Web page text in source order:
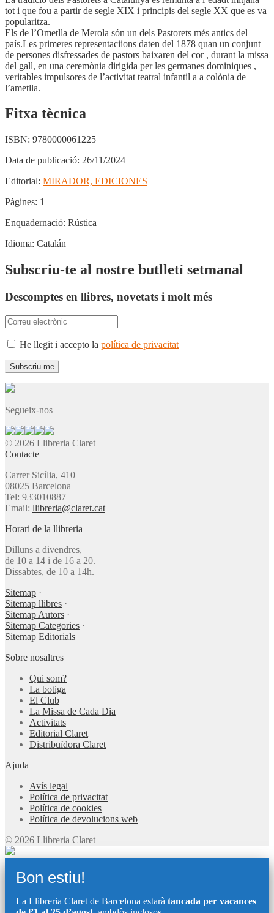
tot i que fou a partir de segle XIX i principis del segle XX que es va
popularitza.
Els de l’Ometlla de Merola són un dels Pastorets més antics del
país.Les primeres representaciions daten del 1878 quan un conjunt
de persones disfressades de pastors baixaren del cor , durant la missa
del gall, en una ceremònia dirigida per les germanes dominiques ,
veritables impulsores de l’activitat teatral infantil a a colònia de
l’ametlla.
Fitxa tècnica
ISBN: 9780000061225
Data de publicació: 26/11/2024
Editorial: MIRADOR, EDICIONES
Pàgines: 1
Enquadernació: Rústica
Idioma: Catalán
Subscriu-te al nostre butlletí setmanal
Descomptes en llibres, novetats i molt més
He llegit i accepto la política de privacitat
Segueix-nos
© 2026 Llibreria Claret
Contacte
Carrer Sicília, 410
08025 Barcelona
Tel: 933010887
Email: llibreria@claret.cat
Horari de la llibreria
Dilluns a divendres,
de 10 a 14 i de 16 a 20.
Dissabtes, de 10 a 14h.
Sitemap ·
Sitemap llibres ·
Sitemap Autors ·
Sitemap Categories ·
Sitemap Editorials
Sobre nosaltres
Qui som?
La botiga
El Club
La Missa de Cada Dia
Activitats
Editorial Claret
Distribuïdora Claret
Ajuda
Avís legal
Política de privacitat
Política de cookies
Política de devolucions web
© 2026 Llibreria Claret
Bon estiu!
La Llibreria Claret de Barcelona estarà tancada per vacances